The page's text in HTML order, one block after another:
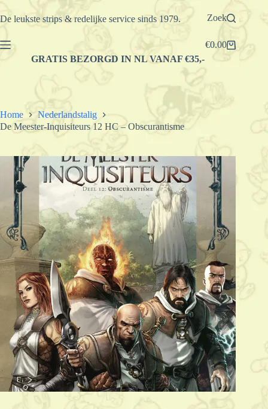
Ga
naar
De leukste strips & redelijke service sinds 1979. Zoek
Winkelwagen
€0.00
GRATIS BEZORGD IN NL VANAF €35,-
Home
Nederlandstalig
De Meester-Inquisiteurs 12 HC – Obscurantisme